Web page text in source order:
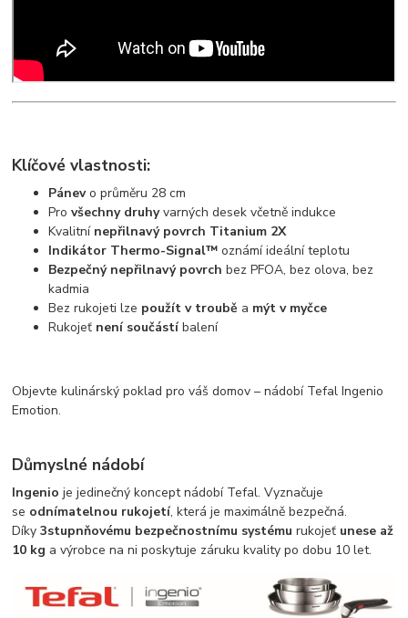
Klíčové vlastnosti:
Pánevo průměru 28 cm
Provšechny druhyvarných desek včetně indukce
Kvalitní nepřilnavý povrch Titanium 2X
Indikátor Thermo-Signal™ oznámí ideální teplotu
Bezpečný nepřilnavý povrch bez PFOA, bez olova, bez
kadmia
Bez rukojeti lze použít v troubě a mýt v myčce
Rukojeť není součástíbalení
Objevte kulinárský poklad pro váš domov – nádobí Tefal Ingenio
Emotion.
Důmyslné nádobí
Ingenio je jedinečný koncept nádobí Tefal. Vyznačuje
se odnímatelnou rukojetí, která je maximálně bezpečná.
Díky3stupnňovému bezpečnostnímu systému rukojeť unese až
10 kg a výrobce na ni poskytuje záruku kvality po dobu 10 let.